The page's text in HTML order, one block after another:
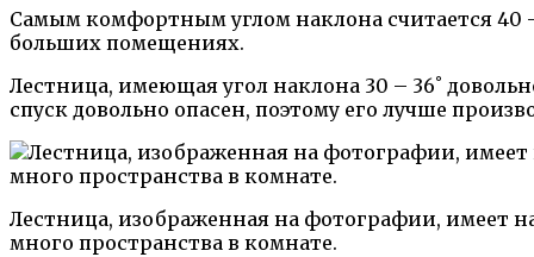
Самым комфортным углом наклона считается 40
больших помещениях.
Лестница, имеющая угол наклона 30 – 36˚
спуск довольно опасен, поэтому его лучше
Лестница, изображенная на фотографии, имеет
много пространства в комнате.